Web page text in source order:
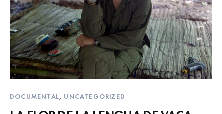
DOCUMENTAL, UNCATEGORIZED